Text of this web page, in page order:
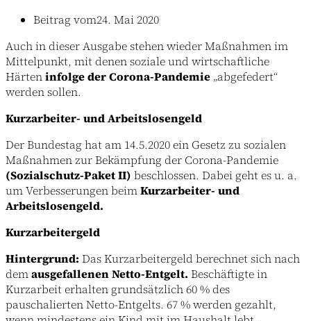
Beitrag vom24. Mai 2020
Auch in dieser Ausgabe stehen wieder Maßnahmen im
Mittelpunkt, mit denen soziale und wirtschaftliche
Härteninfolgeder Corona-Pandemie „abgefedert“
werden sollen.
Kurzarbeiter- und Arbeitslosengeld
Der Bundestag hat am 14.5.2020 ein Gesetz zu sozialen
Maßnahmen zur Bekämpfung der Corona-Pandemie
(Sozialschutz-Paket II) beschlossen. Dabei geht es u. a.
um Verbesserungen beimKurzarbeiter- und
Arbeitslosengeld.
Kurzarbeitergeld
Hintergrund: Das Kurzarbeitergeld berechnet sich nach
demausgefallenen Netto-Entgelt. Beschäftigte in
Kurzarbeit erhalten grundsätzlich 60 % des
pauschalierten Netto-Entgelts. 67 % werden gezahlt,